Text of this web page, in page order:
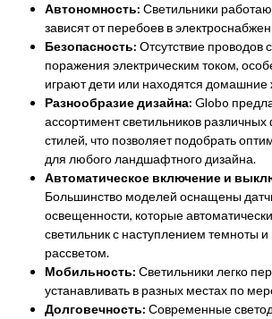
Автономность: Светильники
зависят от перебоев в
Безопасность: Отсутствие проводов
поражения электрическим током,
играют дети или находятся домашние
Разнообразие дизайна: Globo
ассортимент светильников
стилей, что позволяет подобрать
для любого ландшафтного дизайна.
Автоматическое включение и
Большинство моделей оснащены
освещенности, которые
светильник с наступлением темноты
рассветом.
Мобильность: Светильники легко
устанавливать в разных местах по
Долговечность: Современные